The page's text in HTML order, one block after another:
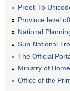
Preeti To
Province level
National
Sub-National
The Official
Ministry of
Office of the